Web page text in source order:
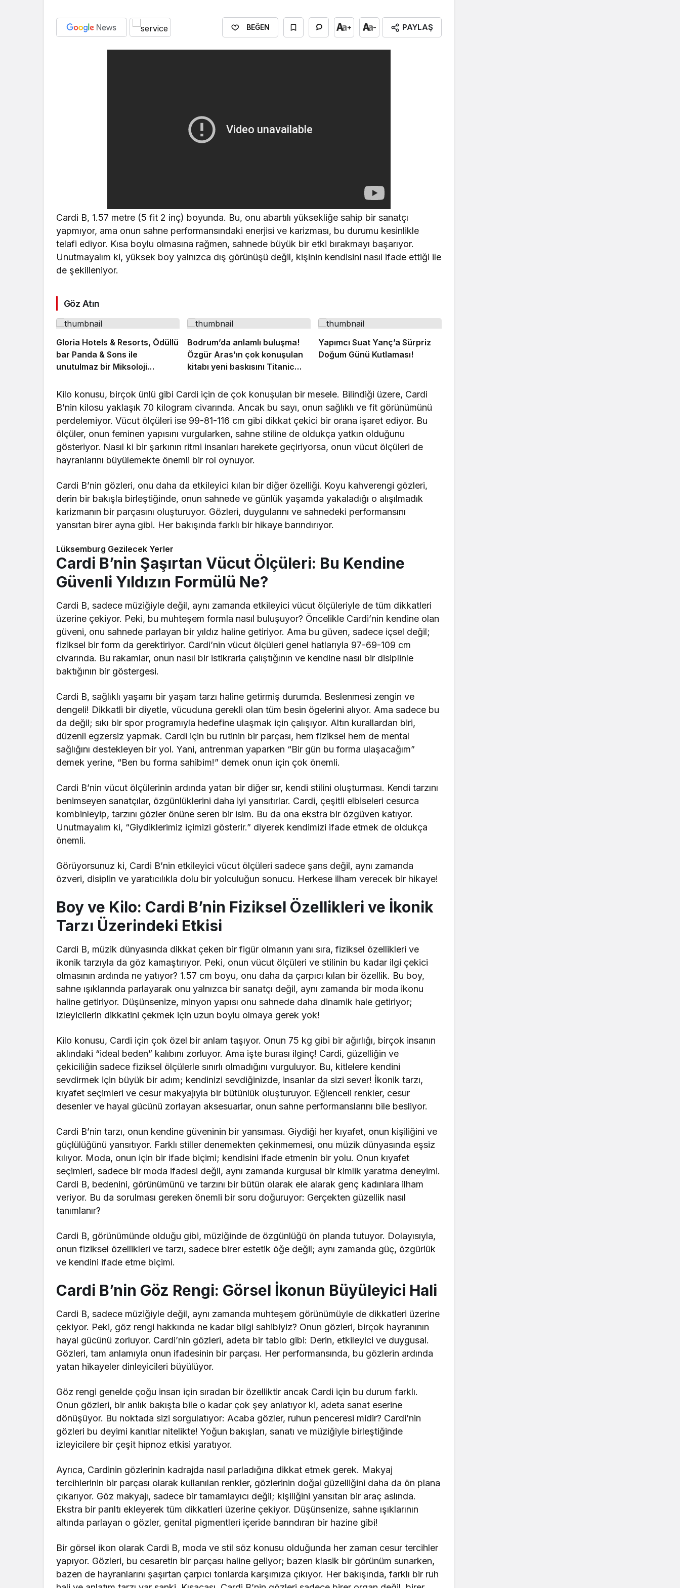
BEĞEN + - PAYLAŞ
Cardi B, 1.57 metre (5 fit 2 inç) boyunda. Bu, onu abartılı yüksekliğe sahip bir sanatçı
yapmıyor, ama onun sahne performansındaki enerjisi ve karizması, bu durumu kesinlikle
telafi ediyor. Kısa boylu olmasına rağmen, sahnede büyük bir etki bırakmayı başarıyor.
Unutmayalım ki, yüksek boy yalnızca dış görünüşü değil, kişinin kendisini nasıl ifade ettiği ile
de şekilleniyor.
Göz Atın
Gloria Hotels & Resorts, Ödüllü
bar Panda & Sons ile
unutulmaz bir Miksoloji
Bodrum’da anlamlı buluşma!
Özgür Aras’ın çok konuşulan
kitabı yeni baskısını Titanic
kutladı
Yapımcı Suat Yanç’a Sürpriz
Doğum Günü Kutlaması!
Kilo konusu, birçok ünlü gibi Cardi için de çok konuşulan bir mesele. Bilindiği üzere, Cardi
B’nin kilosu yaklaşık 70 kilogram civarında. Ancak bu sayı, onun sağlıklı ve fit görünümünü
perdelemiyor. Vücut ölçüleri ise 99-81-116 cm gibi dikkat çekici bir orana işaret ediyor. Bu
ölçüler, onun feminen yapısını vurgularken, sahne stiline de oldukça yatkın olduğunu
gösteriyor. Nasıl ki bir şarkının ritmi insanları harekete geçiriyorsa, onun vücut ölçüleri de
hayranlarını büyülemekte önemli bir rol oynuyor.
Cardi B’nin gözleri, onu daha da etkileyici kılan bir diğer özelliği. Koyu kahverengi gözleri,
derin bir bakışla birleştiğinde, onun sahnede ve günlük yaşamda yakaladığı o alışılmadık
karizmanın bir parçasını oluşturuyor. Gözleri, duygularını ve sahnedeki performansını
yansıtan birer ayna gibi. Her bakışında farklı bir hikaye barındırıyor.
Lüksemburg Gezilecek Yerler
Cardi B’nin Şaşırtan Vücut Ölçüleri: Bu Kendine
Güvenli Yıldızın Formülü Ne?
Cardi B, sadece müziğiyle değil, aynı zamanda etkileyici vücut ölçüleriyle de tüm dikkatleri
üzerine çekiyor. Peki, bu muhteşem formla nasıl buluşuyor? Öncelikle Cardi’nin kendine olan
güveni, onu sahnede parlayan bir yıldız haline getiriyor. Ama bu güven, sadece içsel değil;
fiziksel bir form da gerektiriyor. Cardi’nin vücut ölçüleri genel hatlarıyla 97-69-109 cm
civarında. Bu rakamlar, onun nasıl bir istikrarla çalıştığının ve kendine nasıl bir disiplinle
baktığının bir göstergesi.
Cardi B, sağlıklı yaşamı bir yaşam tarzı haline getirmiş durumda. Beslenmesi zengin ve
dengeli! Dikkatli bir diyetle, vücuduna gerekli olan tüm besin ögelerini alıyor. Ama sadece bu
da değil; sıkı bir spor programıyla hedefine ulaşmak için çalışıyor. Altın kurallardan biri,
düzenli egzersiz yapmak. Cardi için bu rutinin bir parçası, hem fiziksel hem de mental
sağlığını destekleyen bir yol. Yani, antrenman yaparken “Bir gün bu forma ulaşacağım”
demek yerine, “Ben bu forma sahibim!” demek onun için çok önemli.
Cardi B’nin vücut ölçülerinin ardında yatan bir diğer sır, kendi stilini oluşturması. Kendi tarzını
benimseyen sanatçılar, özgünlüklerini daha iyi yansıtırlar. Cardi, çeşitli elbiseleri cesurca
kombinleyip, tarzını gözler önüne seren bir isim. Bu da ona ekstra bir özgüven katıyor.
Unutmayalım ki, “Giydiklerimiz içimizi gösterir.” diyerek kendimizi ifade etmek de oldukça
önemli.
Görüyorsunuz ki, Cardi B’nin etkileyici vücut ölçüleri sadece şans değil, aynı zamanda
özveri, disiplin ve yaratıcılıkla dolu bir yolculuğun sonucu. Herkese ilham verecek bir hikaye!
Boy ve Kilo: Cardi B’nin Fiziksel Özellikleri ve İkonik
Tarzı Üzerindeki Etkisi
Cardi B, müzik dünyasında dikkat çeken bir figür olmanın yanı sıra, fiziksel özellikleri ve
ikonik tarzıyla da göz kamaştırıyor. Peki, onun vücut ölçüleri ve stilinin bu kadar ilgi çekici
olmasının ardında ne yatıyor? 1.57 cm boyu, onu daha da çarpıcı kılan bir özellik. Bu boy,
sahne ışıklarında parlayarak onu yalnızca bir sanatçı değil, aynı zamanda bir moda ikonu
haline getiriyor. Düşünsenize, minyon yapısı onu sahnede daha dinamik hale getiriyor;
izleyicilerin dikkatini çekmek için uzun boylu olmaya gerek yok!
Kilo konusu, Cardi için çok özel bir anlam taşıyor. Onun 75 kg gibi bir ağırlığı, birçok insanın
aklındaki “ideal beden” kalıbını zorluyor. Ama işte burası ilginç! Cardi, güzelliğin ve
çekiciliğin sadece fiziksel ölçülerle sınırlı olmadığını vurguluyor. Bu, kitlelere kendini
sevdirmek için büyük bir adım; kendinizi sevdiğinizde, insanlar da sizi sever! İkonik tarzı,
kıyafet seçimleri ve cesur makyajıyla bir bütünlük oluşturuyor. Eğlenceli renkler, cesur
desenler ve hayal gücünü zorlayan aksesuarlar, onun sahne performanslarını bile besliyor.
Cardi B’nin tarzı, onun kendine güveninin bir yansıması. Giydiği her kıyafet, onun kişiliğini ve
güçlülüğünü yansıtıyor. Farklı stiller denemekten çekinmemesi, onu müzik dünyasında eşsiz
kılıyor. Moda, onun için bir ifade biçimi; kendisini ifade etmenin bir yolu. Onun kıyafet
seçimleri, sadece bir moda ifadesi değil, aynı zamanda kurgusal bir kimlik yaratma deneyimi.
Cardi B, bedenini, görünümünü ve tarzını bir bütün olarak ele alarak genç kadınlara ilham
veriyor. Bu da sorulması gereken önemli bir soru doğuruyor: Gerçekten güzellik nasıl
tanımlanır?
Cardi B, görünümünde olduğu gibi, müziğinde de özgünlüğü ön planda tutuyor. Dolayısıyla,
onun fiziksel özellikleri ve tarzı, sadece birer estetik öğe değil; aynı zamanda güç, özgürlük
ve kendini ifade etme biçimi.
Cardi B’nin Göz Rengi: Görsel İkonun Büyüleyici Hali
Cardi B, sadece müziğiyle değil, aynı zamanda muhteşem görünümüyle de dikkatleri üzerine
çekiyor. Peki, göz rengi hakkında ne kadar bilgi sahibiyiz? Onun gözleri, birçok hayranının
hayal gücünü zorluyor. Cardi’nin gözleri, adeta bir tablo gibi: Derin, etkileyici ve duygusal.
Gözleri, tam anlamıyla onun ifadesinin bir parçası. Her performansında, bu gözlerin ardında
yatan hikayeler dinleyicileri büyülüyor.
Göz rengi genelde çoğu insan için sıradan bir özelliktir ancak Cardi için bu durum farklı.
Onun gözleri, bir anlık bakışta bile o kadar çok şey anlatıyor ki, adeta sanat eserine
dönüşüyor. Bu noktada sizi sorgulatıyor: Acaba gözler, ruhun penceresi midir? Cardi’nin
gözleri bu deyimi kanıtlar nitelikte! Yoğun bakışları, sanatı ve müziğiyle birleştiğinde
izleyicilere bir çeşit hipnoz etkisi yaratıyor.
Ayrıca, Cardinin gözlerinin kadrajda nasıl parladığına dikkat etmek gerek. Makyaj
tercihlerinin bir parçası olarak kullanılan renkler, gözlerinin doğal güzelliğini daha da ön plana
çıkarıyor. Göz makyajı, sadece bir tamamlayıcı değil; kişiliğini yansıtan bir araç aslında.
Ekstra bir parıltı ekleyerek tüm dikkatleri üzerine çekiyor. Düşünsenize, sahne ışıklarının
altında parlayan o gözler, genital pigmentleri içeride barındıran bir hazine gibi!
Bir görsel ikon olarak Cardi B, moda ve stil söz konusu olduğunda her zaman cesur tercihler
yapıyor. Gözleri, bu cesaretin bir parçası haline geliyor; bazen klasik bir görünüm sunarken,
bazen de hayranlarını şaşırtan çarpıcı tonlarda karşımıza çıkıyor. Her bakışında, farklı bir ruh